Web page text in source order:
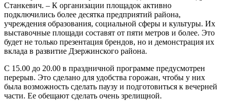
Станкевич. – К организации площадок активно
подключились более десятка предприятий района,
учреждения образования, социальной сферы и культуры. Их
выставочные площади составят от пяти метров и более. Это
будет не только презентация брендов, но и демонстрация их
вклада в развитие Дзержинского района.
С 15.00 до 20.00 в праздничной программе предусмотрен
перерыв. Это сделано для удобства горожан, чтобы у них
была возможность сделать паузу и подготовиться к вечерней
части. Ее обещают сделать очень зрелищной.